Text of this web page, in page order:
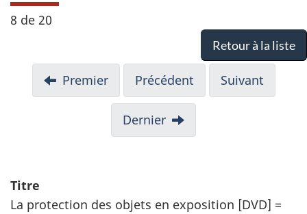
8 de 20
Retour à la liste
Premier Précédent Suivant
Dernier
Titre
La protection des objets en exposition [DVD] =